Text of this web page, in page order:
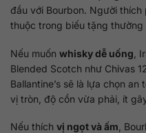
đầu với Bourbon. Người
thuộc trong biếu tặng thường
Nếu muốn whisky dễ uống ,
Blended Scotch như Chivas
Ballantine’s sẽ là lựa chọn
vị tròn, độ cồn vừa phải, ít
Nếu thích vị ngọt và ấm ,